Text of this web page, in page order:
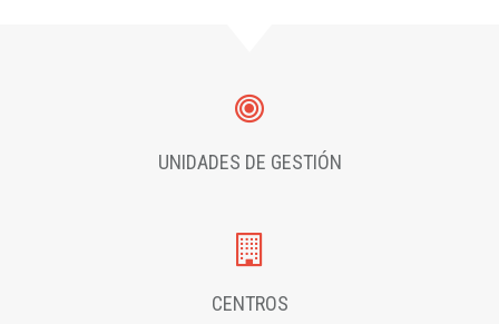
UNIDADES DE GESTIÓN
CENTROS